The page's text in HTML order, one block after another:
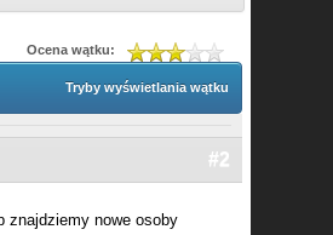
Ocena wątku:
Tryby wyświetlania wątku
#2
znajdziemy nowe osoby